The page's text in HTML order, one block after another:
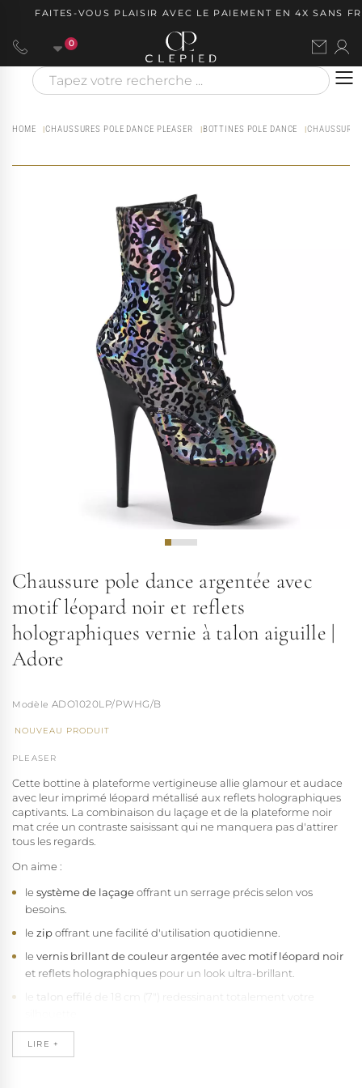
FAITES-VOUS PLAISIR AVEC LE PAIEMENT EN 4X SANS
0
HOME CHAUSSURES POLE DANCE PLEASER BOTTINES POLE DANCE
Chaussure pole dance argentée avec
motif léopard noir et reflets
holographiques vernie à talon aiguille |
Adore
ADO1020LP/PWHG/B
NOUVEAU PRODUIT
PLEASER
Cette bottine à plateforme vertigineuse allie glamour et audace
avec leur imprimé léopard métallisé aux reflets holographiques
captivants. La combinaison du laçage et de la plateforme noir
mat crée un contraste saisissant qui ne manquera pas d'attirer
tous les regards.
On aime :
le système de laçageoffrant un serrage précis selon vos
besoins.
le zipoffrant une facilité d'utilisation quotidienne.
le vernis brillant de couleur argentée avec motif léopard noir
et reflets holographiques pour un look ultra-brillant.
talon effilé
de 18 cm (7") redessinant totalement votre
de hauteur immédiat tout en préservant le confort.
LIRE +